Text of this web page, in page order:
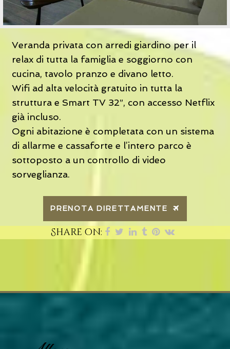
Veranda privata con arredi giardino per il
relax di tutta la famiglia e soggiorno con
cucina, tavolo pranzo e divano letto.
Wifi ad alta velocità gratuito in tutta la
struttura e Smart TV 32”, con accesso Netflix
già incluso.
Ogni abitazione è completata con un sistema
di allarme e cassaforte e l’intero parco è
sottoposto a un controllo di video
sorveglianza.
PRENOTA DIRETTAMENTE
Share on: